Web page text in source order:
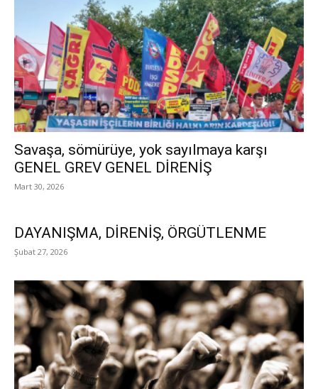
Savaşa, sömürüye, yok sayılmaya karşı
GENEL GREV GENEL DİRENİŞ
Mart 30, 2026
DAYANIŞMA, DİRENİŞ, ÖRGÜTLENME
Şubat 27, 2026